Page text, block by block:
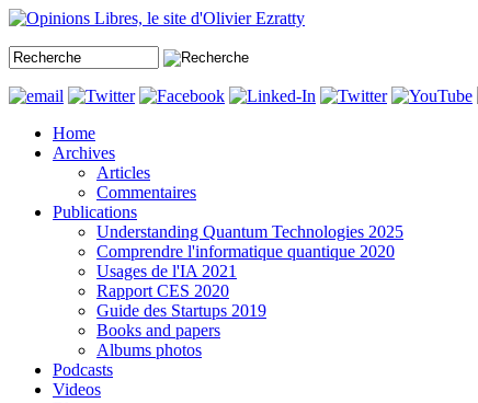
Home
Archives
Articles
Commentaires
Publications
Understanding Quantum Technologies 2025
Comprendre l'informatique quantique 2020
Usages de l'IA 2021
Rapport CES 2020
Guide des Startups 2019
Books and papers
Albums photos
Podcasts
Videos